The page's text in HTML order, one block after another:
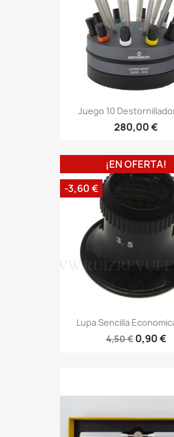
Juego 10
280,00 €
Lupa Sencilla
4,50 € 0,90 €
¡EN OFERTA!
-3,60 €